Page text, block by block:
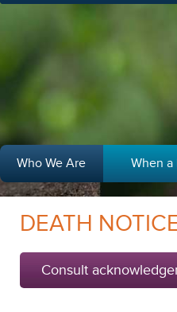
Who We Are When a
DEATH
Consult